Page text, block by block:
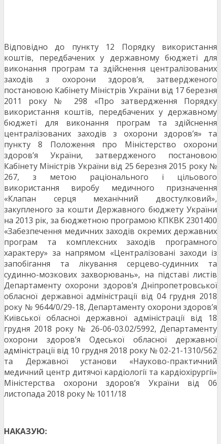
Відповідно до пункту 12 Порядку використання
коштів, передбачених у державному бюджеті для
виконання програм та здійснення централізованих
заходів з охорони здоров’я, затвердженого
постановою Кабінету Міністрів України від 17 березня
2011 року № 298 «Про затвердження Порядку
використання коштів, передбачених у державному
бюджеті для виконання програм та здійснення
централізованих заходів з охорони здоров’я» та
пункту 8 Положення про Міністерство охорони
здоров’я України, затвердженого постановою
Кабінету Міністрів України від 25 березня 2015 року №
267, з метою раціонального і цільового
використання виробу медичного призначення
«Клапан серця механічний двостулковий»,
закупленого за кошти Державного бюджету України
на 2013 рік, за бюджетною програмою КПКВК 2301400
«Забезпечення медичних заходів окремих державних
програм та комплексних заходів програмного
характеру» за напрямом «Централізовані заходи із
запобігання та лікування серцево-судинних та
судинно-мозкових захворювань», на підставі листів
Департаменту охорони здоров’я Дніпропетровської
обласної державної адміністрації від 04 грудня 2018
року № 9644/0/29-18, Департаменту охорони здоров’я
Київської обласної державної адміністрації від 18
грудня 2018 року № 26-06-03.02/5992, Департаменту
охорони здоров’я Одеської обласної державної
адміністрації від 10 грудня 2018 року № 02-21-1310/562
та Державної установи «Науково-практичний
медичний центр дитячої кардіології та кардіохірургії»
Міністерства охорони здоров’я України від 06
листопада 2018 року № 1011/18
НАКАЗУЮ: